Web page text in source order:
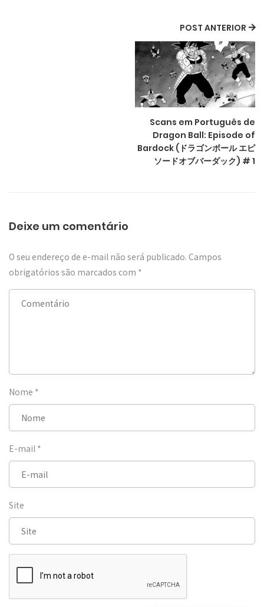
POST ANTERIOR
Scans em Português de
Dragon Ball: Episode of
Bardock (ドラゴンボール エピ
ソードオブバーダック) # 1
Deixe um comentário
O seu endereço de e-mail não será publicado. Campos
obrigatórios são marcados com *
Nome *
E-mail *
Site